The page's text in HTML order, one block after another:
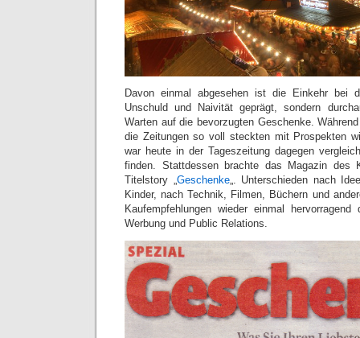
Davon einmal abgesehen ist die Einkehr bei
Unschuld und Naivität geprägt, sondern
Warten auf die bevorzugten Geschenke.
die Zeitungen so voll steckten mit Prospekten
war heute in der Tageszeitung dagegen
finden. Stattdessen brachte das Magazin des
Titelstory „Geschenke„. Unterschieden nach
Kinder, nach Technik, Filmen, Büchern und
Kaufempfehlungen wieder einmal
Werbung und Public Relations.